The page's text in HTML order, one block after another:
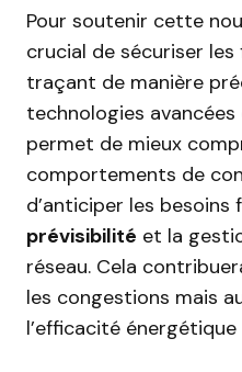
Pour soutenir cette
crucial de sécuriser les
traçant de manière
technologies
permet de mieux
comportements de
d’anticiper les
prévisibilité et la
réseau. Cela
les congestions mais
l’efficacité énergétique